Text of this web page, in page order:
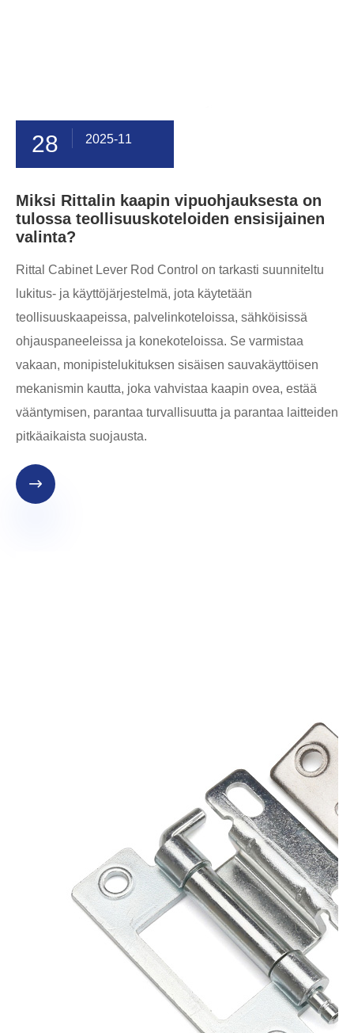
28 2025-11
Miksi Rittalin kaapin vipuohjauksesta on
tulossa teollisuuskoteloiden ensisijainen
valinta?
Rittal Cabinet Lever Rod Control on tarkasti suunniteltu
lukitus- ja käyttöjärjestelmä, jota käytetään
teollisuuskaapeissa, palvelinkoteloissa, sähköisissä
ohjauspaneeleissa ja konekoteloissa. Se varmistaa
vakaan, monipistelukituksen sisäisen sauvakäyttöisen
mekanismin kautta, joka vahvistaa kaapin ovea, estää
vääntymisen, parantaa turvallisuutta ja parantaa laitteiden
pitkäaikaista suojausta.
